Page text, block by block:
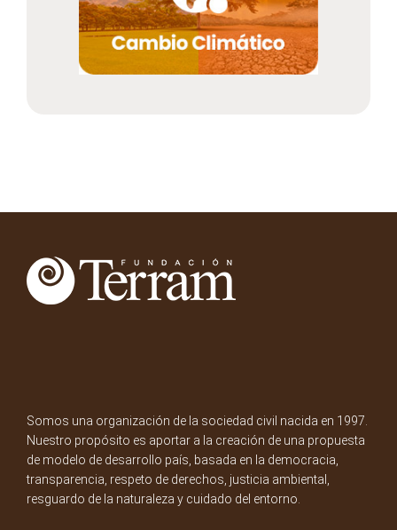
Somos una organización de la sociedad civil nacida en 1997.
Nuestro propósito es aportar a la creación de una propuesta
de modelo de desarrollo país, basada en la democracia,
transparencia, respeto de derechos, justicia ambiental,
resguardo de la naturaleza y cuidado del entorno.